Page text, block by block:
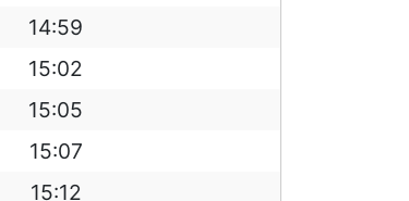
14:59
15:02
15:05
15:07
15:12